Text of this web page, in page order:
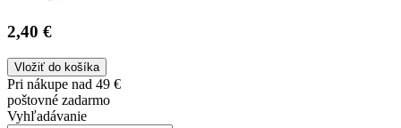
2,40 €
Vložiť do košíka
Pri nákupe nad 49 €
poštovné zadarmo
Vyhľadávanie